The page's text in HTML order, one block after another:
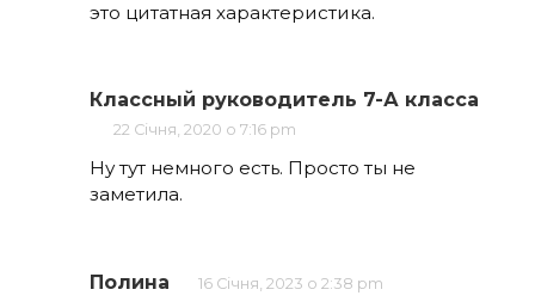
это цитатная характеристика.
Классный руководитель 7-А класса
22 Січня, 2020 о 7:16 pm
Ну тут немного есть. Просто ты не
заметила.
Полина 16 Січня, 2023 о 2:38 pm